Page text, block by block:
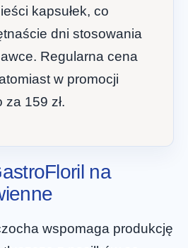
kapsułek, co
dni stosowania
Regularna cena
w promocji
159 zł.
na
wspomaga produkcję